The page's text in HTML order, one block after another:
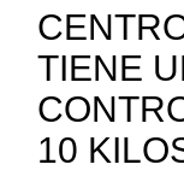
TIENE
10